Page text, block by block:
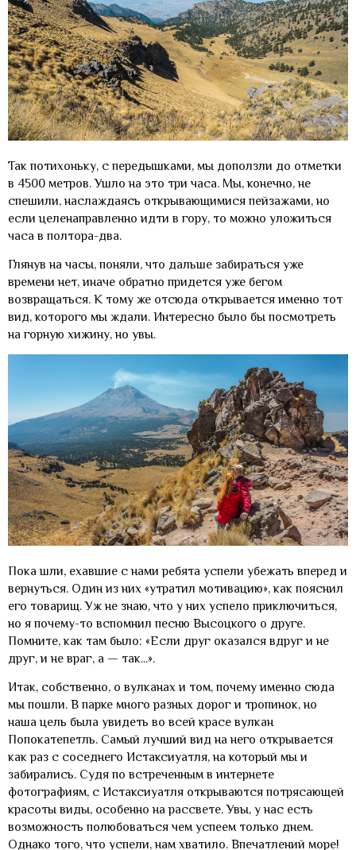
Так потихоньку, с передышками, мы доползли до отметки
в 4500 метров. Ушло на это три часа. Мы, конечно, не
спешили, наслаждаясь открывающимися пейзажами, но
если целенаправленно идти в гору, то можно уложиться
часа в полтора-два.
Глянув на часы, поняли, что дальше забираться уже
времени нет, иначе обратно придется уже бегом
возвращаться. К тому же отсюда открывается именно тот
вид, которого мы ждали. Интересно было бы посмотреть
на горную хижину, но увы.
Пока шли, ехавшие с нами ребята успели убежать вперед и
вернуться. Один из них «утратил мотивацию», как пояснил
его товарищ. Уж не знаю, что у них успело приключиться,
но я почему-то вспомнил песню Высоцкого о друге.
Помните, как там было: «Если друг оказался вдруг и не
друг, и не враг, а — так...».
Итак, собственно, о вулканах и том, почему именно сюда
мы пошли. В парке много разных дорог и тропинок, но
наша цель была увидеть во всей красе вулкан
Попокатепетль. Самый лучший вид на него открывается
как раз с соседнего Истаксиуатля, на который мы и
забирались. Судя по встреченным в интернете
фотографиям, с Истаксиуатля открываются потрясающей
красоты виды, особенно на рассвете. Увы, у нас есть
возможность полюбоваться чем успеем только днем.
Однако того, что успели, нам хватило. Впечатлений море!